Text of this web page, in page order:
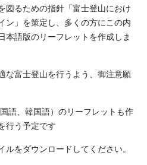
図るための指針「富士登山におけ
ン」を策定し、多くの方にこの内
本語版のリーフレットを作成しま
な富士登山を行うよう、御注意願
語、韓国語）のリーフレットも作
行う予定です
ルをダウンロードしてください。